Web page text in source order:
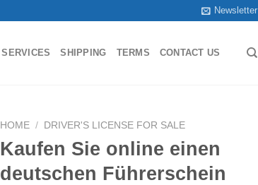
Newsletter
SERVICES SHIPPING TERMS CONTACT US
HOME / DRIVER'S LICENSE FOR SALE
Kaufen Sie online einen
deutschen Führerschein